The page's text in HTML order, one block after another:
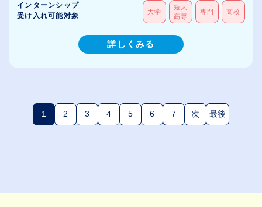
インターンシップ
受け入れ可能対象
大学
短大
高専
専門 高校
詳しくみる
1(現在のページ)
2 3 4 5 6 7 次 最後